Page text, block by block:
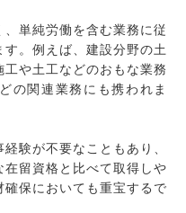
単純労働を含む業務に従
。例えば、建設分野の土
や土工などのおもな業務
の関連業務にも携われま
験が不要なこともあり、
留資格と比べて取得しや
保においても重宝するで